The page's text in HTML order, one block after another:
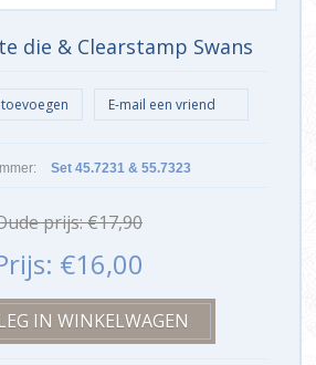
die & Clearstamp Swans
Set 45.7231 & 55.7323
prijs:€17,90
€16,00